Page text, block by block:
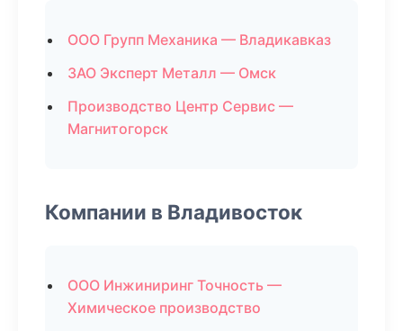
ООО Групп Механика — Владикавказ
ЗАО Эксперт Металл — Омск
Производство Центр Сервис —
Магнитогорск
Компании в Владивосток
ООО Инжиниринг Точность —
Химическое производство